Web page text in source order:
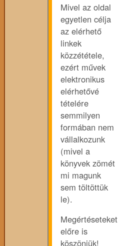
Mivel az oldal
egyetlen célja
az elérhető
linkek
közzététele,
ezért művek
elektronikus
elérhetővé
tételére
semmilyen
formában nem
vállalkozunk
(mivel a
könyvek zömét
mi magunk
sem töltöttük
le).
Megértéseteket
előre is
köszönjük!